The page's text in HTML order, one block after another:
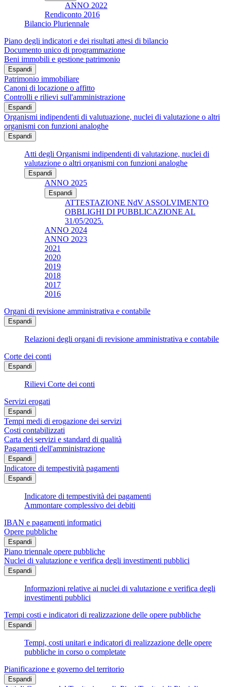
ANNO 2022
Rendiconto 2016
Bilancio Pluriennale
Piano degli indicatori e dei risultati attesi di bilancio
Documento unico di programmazione
Beni immobili e gestione patrimonio
Espandi
Patrimonio immobiliare
Canoni di locazione o affitto
Controlli e rilievi sull'amministrazione
Espandi
Organismi indipendenti di valutuazione, nuclei di valutazione o altri
organismi con funzioni analoghe
Espandi
Atti degli Organismi indipendenti di valutazione, nuclei di
valutazione o altri organismi con funzioni analoghe
Espandi
ANNO 2025
Espandi
ATTESTAZIONE NdV ASSOLVIMENTO
OBBLIGHI DI PUBBLICAZIONE AL
31/05/2025.
ANNO 2024
ANNO 2023
2021
2020
2019
2018
2017
2016
Organi di revisione amministrativa e contabile
Espandi
Relazioni degli organi di revisione amministrativa e contabile
Corte dei conti
Espandi
Rilievi Corte dei conti
Servizi erogati
Espandi
Tempi medi di erogazione dei servizi
Costi contabilizzati
Carta dei servizi e standard di qualità
Pagamenti dell'amministrazione
Espandi
Indicatore di tempestività pagamenti
Espandi
Indicatore di tempestività dei pagamenti
Ammontare complessivo dei debiti
IBAN e pagamenti informatici
Opere pubbliche
Espandi
Piano triennale opere pubbliche
Nuclei di valutazione e verifica degli investimenti pubblici
Espandi
Informazioni relative ai nuclei di valutazione e verifica degli
investimenti pubblici
Tempi costi e indicatori di realizzazione delle opere pubbliche
Espandi
Tempi, costi unitari e indicatori di realizzazione delle opere
pubbliche in corso o completate
Pianificazione e governo del territorio
Espandi